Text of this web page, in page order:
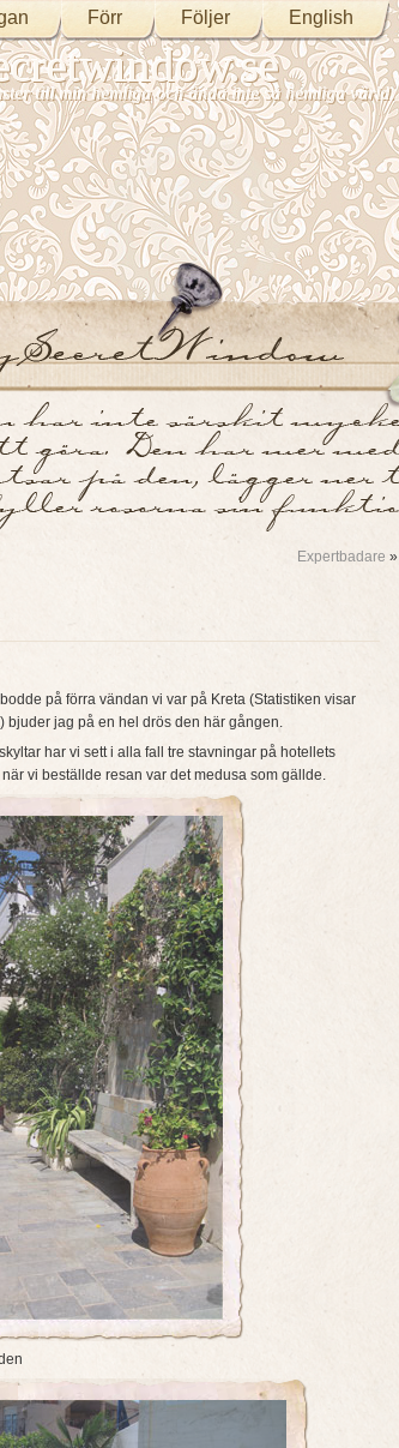
Förr Följer English
till min hemliga och ändå inte så hemliga värld.
Expertbadare »
på förra vändan vi var på Kreta (Statistiken visar
bjuder jag på en hel drös den här gången.
har vi sett i alla fall tre stavningar på hotellets
vi beställde resan var det medusa som gällde.